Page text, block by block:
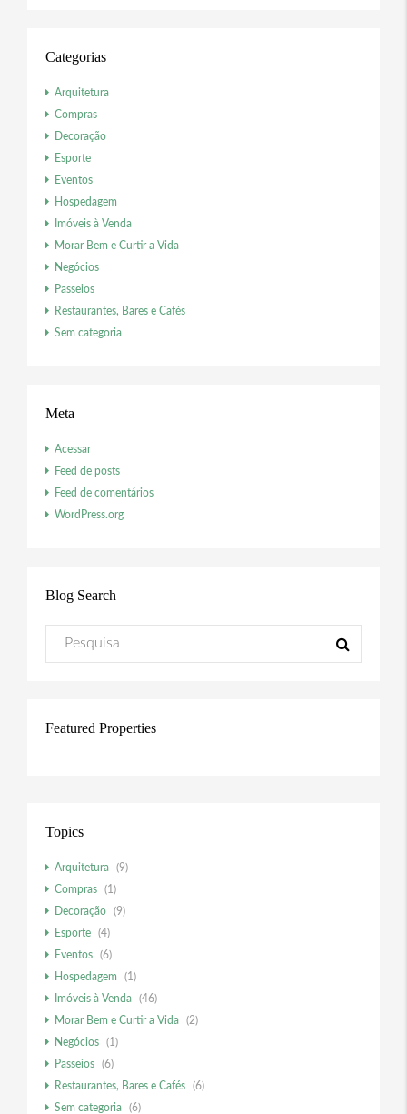
Categorias
Arquitetura
Compras
Decoração
Esporte
Eventos
Hospedagem
Imóveis à Venda
Morar Bem e Curtir a Vida
Negócios
Passeios
Restaurantes, Bares e Cafés
Sem categoria
Meta
Acessar
Feed de posts
Feed de comentários
WordPress.org
Blog Search
Featured Properties
Topics
Arquitetura
(9)
Compras
(1)
Decoração
(9)
Esporte
(4)
Eventos
(6)
Hospedagem
(1)
Imóveis à Venda
(46)
Morar Bem e Curtir a Vida
(2)
Negócios
(1)
Passeios
(6)
Restaurantes, Bares e Cafés
(6)
Sem categoria
(6)